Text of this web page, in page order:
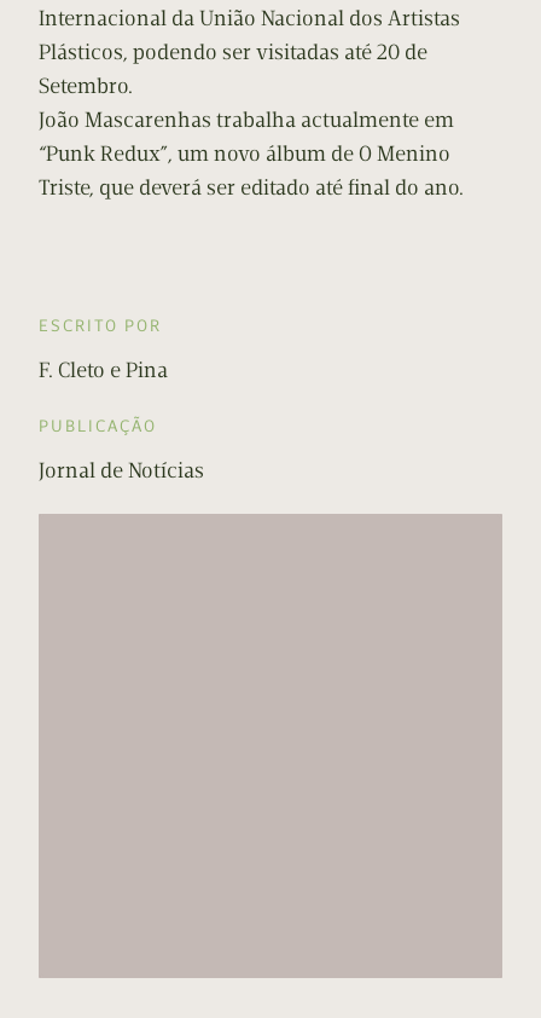
Internacional da União Nacional dos Artistas
Plásticos, podendo ser visitadas até 20 de
Setembro.
João Mascarenhas trabalha actualmente em
“Punk Redux”, um novo álbum de O Menino
Triste, que deverá ser editado até final do ano.
ESCRITO POR
F. Cleto e Pina
PUBLICAÇÃO
Jornal de Notícias